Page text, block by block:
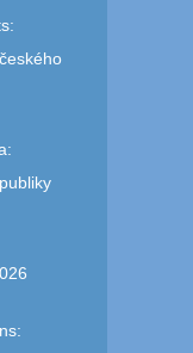
:
:
: